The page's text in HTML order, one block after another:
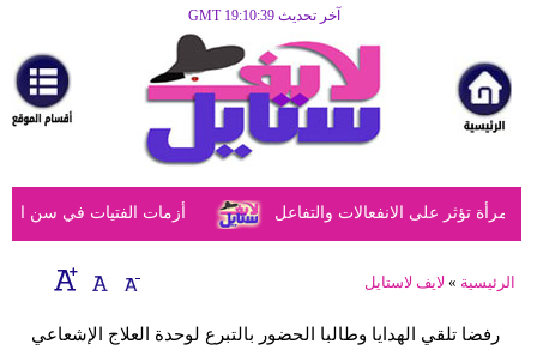
آخر تحديث GMT 19:10:39
مرأة
أزياء
أزياء
إسلامية
ديكور
أزمات الفتيات في سن تؤثر على الانفعالات والتفاعل
الرئيسية » لايف لاستايل
رفضا تلقي الهدايا وطالبا الحضور بالتبرع لوحدة العلاج الإشعاعي